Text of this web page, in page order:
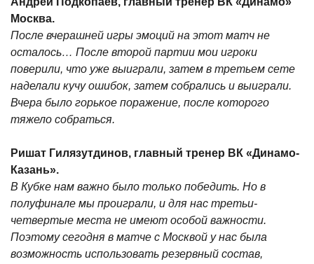
Москва.
После вчерашней игры эмоций на этот матч не
осталось… После второй партии мои игроки
поверили, что уже выиграли, затем в третьем сете
наделали кучу ошибок, затем собрались и выиграли.
Вчера было горькое поражение, после которого
тяжело собраться.
Ришат Гилязутдинов, главный тренер ВК «Динамо-
Казань».
В Кубке нам важно было только победить. Но в
полуфинале мы проиграли, и для нас третьи-
четвертые места не имеют особой важности.
Поэтому сегодня в матче с Москвой у нас была
возможность использовать резервный состав,